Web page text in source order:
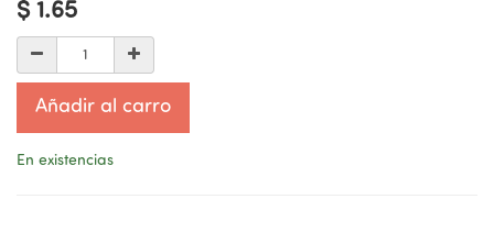
$ 1.65
Añadir al carro
En existencias